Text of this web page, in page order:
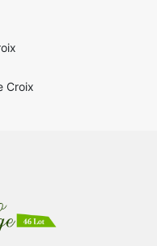
Croix